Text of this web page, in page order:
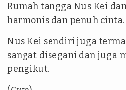
Rumah tangga Nus Kei
harmonis dan penuh cinta.
Nus Kei sendiri juga
sangat disegani dan juga
pengikut.